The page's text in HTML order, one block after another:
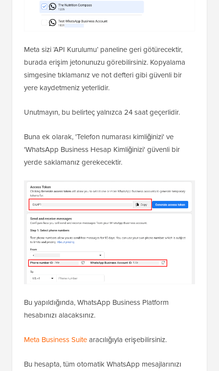
Meta sizi ‘API Kurulumu’ paneline geri götürecektir,
burada erişim jetonunuzu görebilirsiniz. Kopyalama
simgesine tıklamanız ve not defteri gibi güvenli bir
yere kaydetmeniz yeterlidir.
Unutmayın, bu belirteç yalnızca 24 saat geçerlidir.
Buna ek olarak, 'Telefon numarası kimliğinizi' ve
'WhatsApp Business Hesap Kimliğinizi' güvenli bir
yerde saklamanız gerekecektir.
Bu yapıldığında, WhatsApp Business Platform
hesabınızı alacaksınız.
Meta Business Suitearacılığıyla erişebilirsiniz.
Bu hesapta, tüm otomatik WhatsApp mesajlarınızı